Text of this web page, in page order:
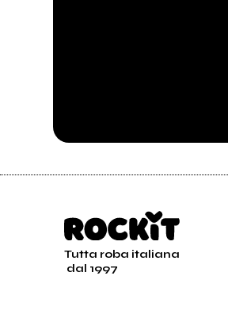
Tutta roba italiana
dal 1997